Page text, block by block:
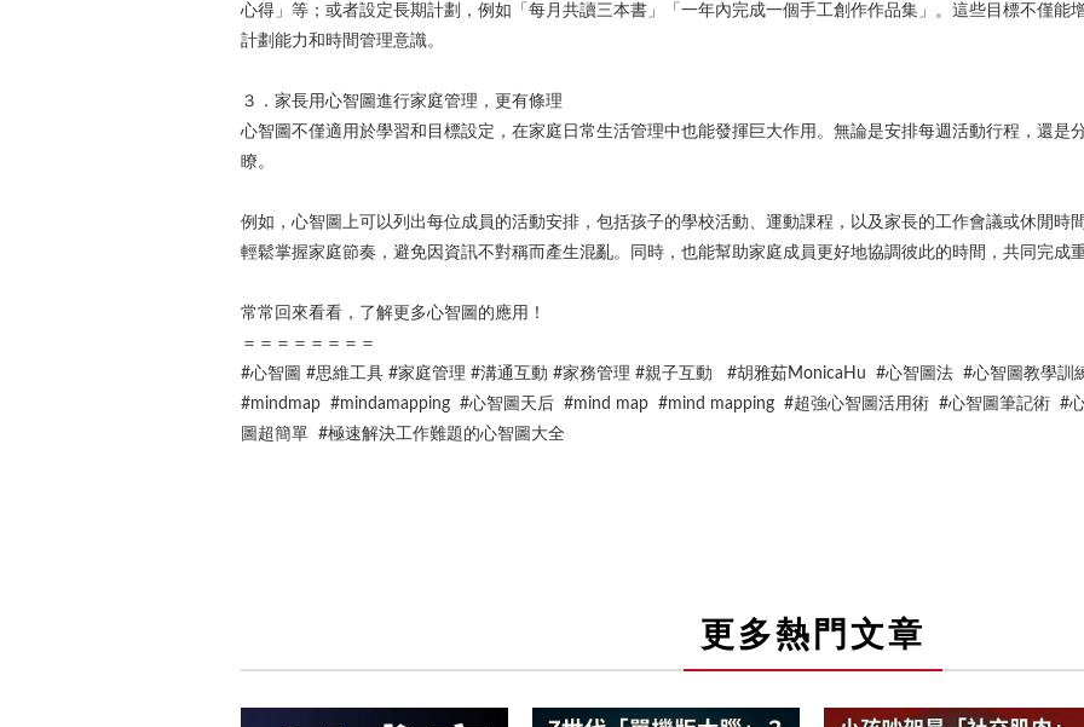
心得」等；或者設定長期計劃，例如「每月共讀三本書」「一年內完成一個手工創作作品集」。這些目標不僅能
計劃能力和時間管理意識。
３．家長用心智圖進行家庭管理，更有條理
心智圖不僅適用於學習和目標設定，在家庭日常生活管理中也能發揮巨大作用。無論是安排每週活動行程，還是
瞭。
例如，心智圖上可以列出每位成員的活動安排，包括孩子的學校活動、運動課程，以及家長的工作會議或休閒時
輕鬆掌握家庭節奏，避免因資訊不對稱而產生混亂。同時，也能幫助家庭成員更好地協調彼此的時間，共同完成
常常回來看看，了解更多心智圖的應用！
＝＝＝＝＝＝＝＝
#心智圖 #思維工具 #家庭管理 #溝通互動 #家務管理 #親子互動 #胡雅茹MonicaHu #心智圖法 #心智圖教學
#mindmap #mindamapping #心智圖天后 #mind map #mind mapping #超強心智圖活用術 #心智圖筆記術 #
圖超簡單 #極速解決工作難題的心智圖大全
更多熱門文章